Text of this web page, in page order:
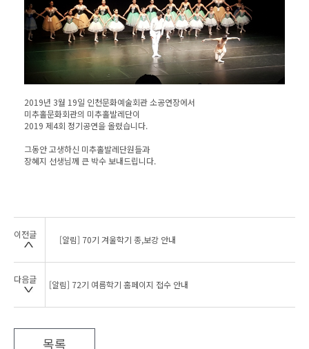
2019년 3월 19일 인천문화예술회관 소공연장에서
미추홀문화회관의 미추홀발레단이
2019 제4회 정기공연을 올렸습니다.
그동안 고생하신 미추홀발레단원들과
장혜지 선생님께 큰 박수 보내드립니다.
이전글 [알림] 70기 겨울학기 종,보강 안내
다음글 [알림] 72기 여름학기 홈페이지 접수 안내
목록